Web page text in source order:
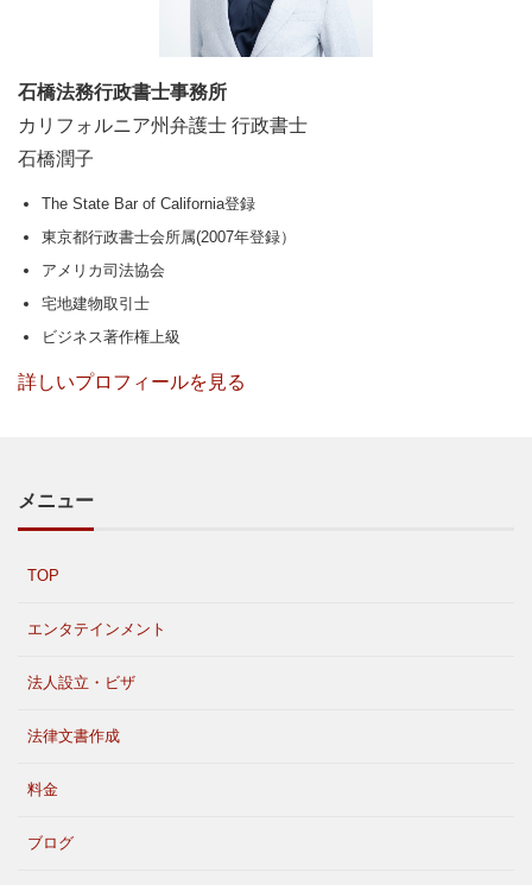
石橋法務行政書士事務所
カリフォルニア州弁護士 行政書士
石橋潤子
The State Bar of California登録
東京都行政書士会所属(2007年登録）
アメリカ司法協会
宅地建物取引士
ビジネス著作権上級
詳しいプロフィールを見る
メニュー
TOP
エンタテインメント
法人設立・ビザ
法律文書作成
料金
ブログ